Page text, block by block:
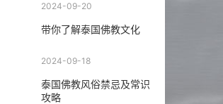
2024-09-20
带你了解泰国佛教文化
2024-09-18
泰国佛教风俗禁忌及常识
攻略